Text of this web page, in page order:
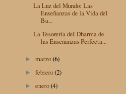
La Luz del Mundo: Las
Enseñanzas de la Vida del
Bu...
La Tesorería del Dharma de
las Enseñanzas Perfecta...
►marzo(6)
►febrero(2)
►enero(4)